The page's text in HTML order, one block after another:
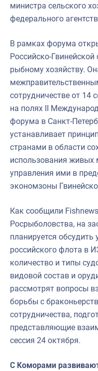
министра сельского
федерального
В рамках форума
Российско-
рыбному хозяйству.
сотрудничестве от 14
на полях II
форума в Санкт-
устанавливает
странами в области
использования живых
управления ими в
экономзоны
Как сообщили
Росрыболовства, на
планируется
российского флота в
количество и типы
видовой состав и
рассмотрят вопросы
борьбы с
сотрудничества,
представляющие
сессия 24 октября.
С Коморами